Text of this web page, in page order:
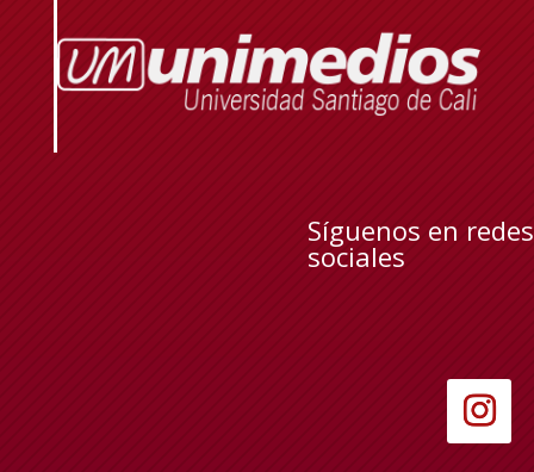
Síguenos en redes
sociales